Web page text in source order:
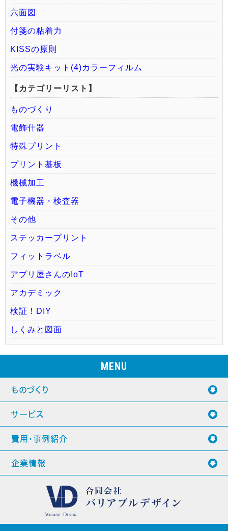
六面図
付箋の粘着力
KISSの原則
光の実験キット(4)カラーフィルム
【カテゴリーリスト】
ものづくり
電飾什器
特殊プリント
プリント基板
機械加工
電子機器・検査器
その他
ステッカープリント
フィットラベル
アプリ屋さんのIoT
アカデミック
検証！DIY
しくみと図面
MENU
ものづくり
サービス
費用・事例紹介
企業情報